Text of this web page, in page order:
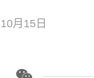
月15日